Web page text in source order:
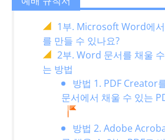
1부. Microsoft Word에
를 만들 수 있나요?
2부. Word 문서를 채울
는 방법
방법 1. PDF Creator
문서에서 채울 수 있는
방법 2. Adobe